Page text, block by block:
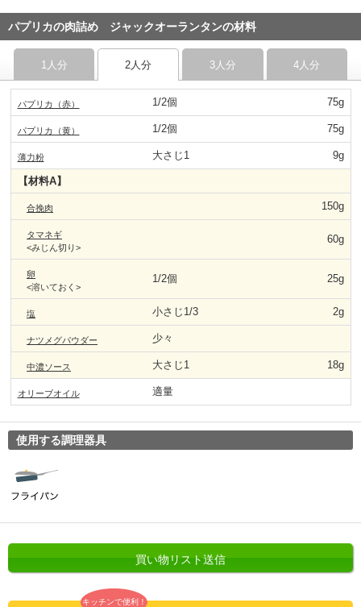
パプリカの肉詰め ジャックオーランタンの材料
1人分 2人分 3人分 4人分
パプリカ（赤） 1/2個 75g
パプリカ（黄） 1/2個 75g
薄力粉 大さじ1 9g
【材料A】
合挽肉 150g
タマネギ
<みじん切り>
60g
卵
<溶いておく>
1/2個 25g
塩 小さじ1/3 2g
ナツメグパウダー 少々
中濃ソース 大さじ1 18g
オリーブオイル 適量
使用する調理器具
買い物リスト送信
キッチンで便利！